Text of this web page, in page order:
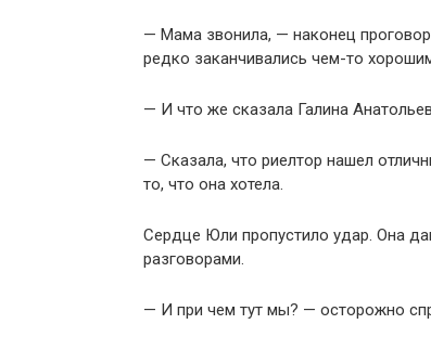
— Мама звонила, — наконец
редко заканчивались чем-то
— И что же сказала Галина
— Сказала, что риелтор нашел
то, что она хотела.
Сердце Юли пропустило удар. Она
разговорами.
— И при чем тут мы? — осторожно